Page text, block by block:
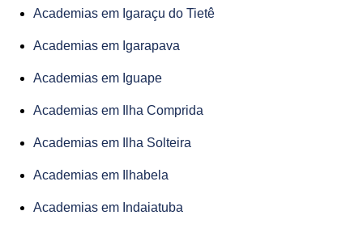
Academias em Igaraçu do Tietê
Academias em Igarapava
Academias em Iguape
Academias em Ilha Comprida
Academias em Ilha Solteira
Academias em Ilhabela
Academias em Indaiatuba